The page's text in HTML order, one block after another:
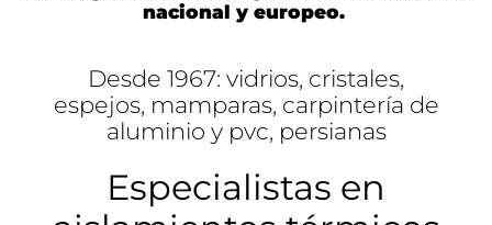
nacional y europeo.
Desde 1967: vidrios, cristales,
espejos, mamparas, carpintería de
aluminio y pvc, persianas
Especialistas en